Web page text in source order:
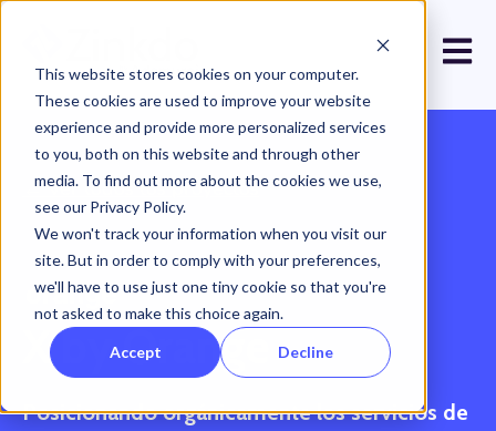
This website stores cookies on your computer.
These cookies are used to improve your website
experience and provide more personalized services
to you, both on this website and through other
media. To find out more about the cookies we use,
see our Privacy Policy.
We won't track your information when you visit our
site. But in order to comply with your preferences,
we'll have to use just one tiny cookie so that you're
not asked to make this choice again.
Accept Decline
← Ver todos los proyectos
X by Orange
Posicionando orgánicamente los servicios de